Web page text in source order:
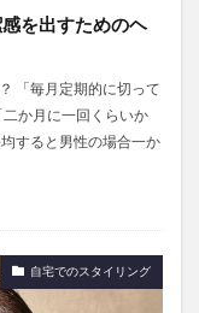
を出すためのヘ
「毎月定期的に切って
か月に一回くらいか
すると男性の場合一か
自宅でのスタイリング